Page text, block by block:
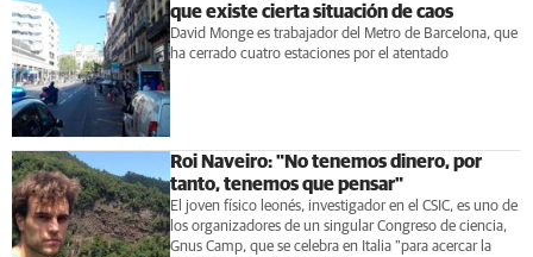
que existe cierta situación de caos
David Monge es trabajador del Metro de Barcelona, que
ha cerrado cuatro estaciones por el atentado
Roi Naveiro: "No tenemos dinero, por
tanto, tenemos que pensar"
El joven físico leonés, investigador en el CSIC, es uno de
los organizadores de un singular Congreso de ciencia,
Gnus Camp, que se celebra en Italia "para acercar la